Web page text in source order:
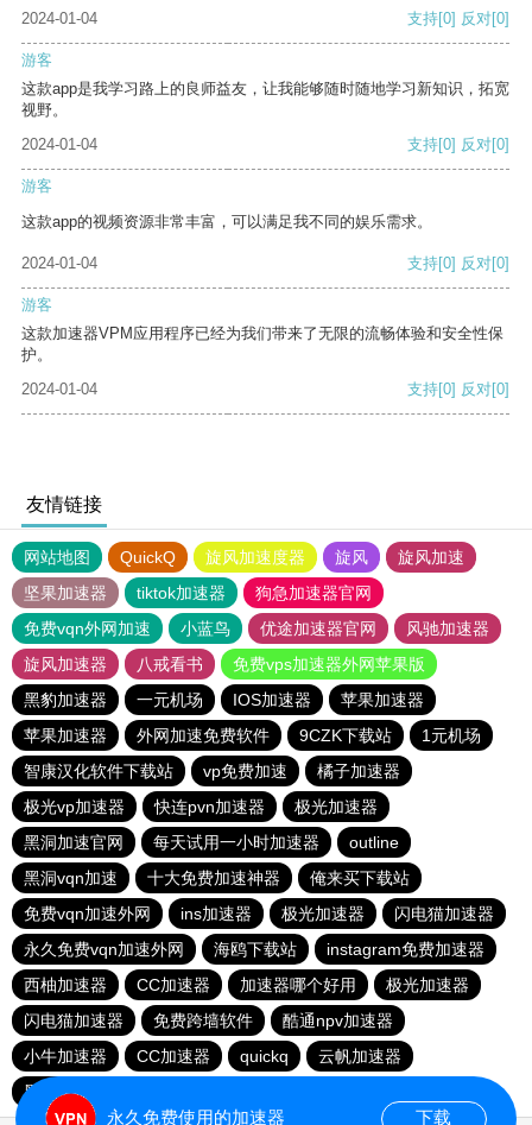
2024-01-04
支持[0] 反对[0]
游客
这款app是我学习路上的良师益友，让我能够随时随地学习新知识，拓宽
视野。
2024-01-04
支持[0] 反对[0]
游客
这款app的视频资源非常丰富，可以满足我不同的娱乐需求。
2024-01-04 支持[0] 反对[0]
游客
这款加速器VPM应用程序已经为我们带来了无限的流畅体验和安全性保
护。
2024-01-04
支持[0] 反对[0]
友情链接
网站地图 QuickQ 旋风加速度器 旋风
旋风加速
坚果加速器
tiktok加速器
狗急加速器官网
免费vqn外网加速
小蓝鸟 优途加速器官网
风驰加速器
旋风加速器
八戒看书
免费vps加速器外网苹果版
黑豹加速器
一元机场 IOS加速器
苹果加速器
苹果加速器
外网加速免费软件 9CZK下载站
1元机场
智康汉化软件下载站
vp免费加速
橘子加速器
极光vp加速器
快连pvn加速器
极光加速器
黑洞加速官网
每天试用一小时加速器
outline
黑洞vqn加速
十大免费加速神器
俺来买下载站
免费vqn加速外网
ins加速器 极光加速器
闪电猫加速器
永久免费vqn加速外网
海鸥下载站
instagram免费加速器
西柚加速器
CC加速器 加速器哪个好用
极光加速器
闪电猫加速器
免费跨墙软件
酷通npv加速器
小牛加速器
CC加速器 quickq
云帆加速器
黑洞vp永久加速器
永久免费使用的加速器 下载